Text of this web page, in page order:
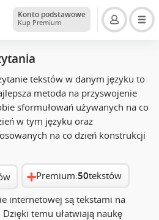
Konto podstawowe
Kup Premium
tekstów w danym języku to
metoda na przyswojenie
sformułowań używanych na co
w tym języku oraz
na co dzień konstrukcji
Premium:50tekstów
internetowej są tekstami na
temu ułatwiają naukę